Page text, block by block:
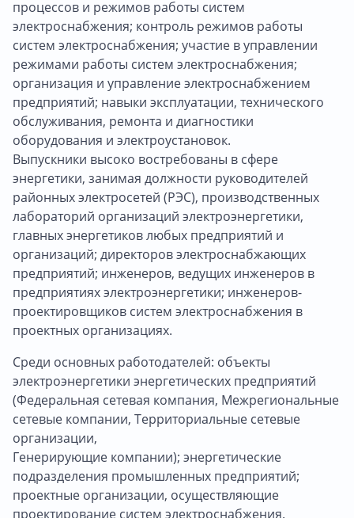
процессов и режимов работы систем
электроснабжения; контроль режимов работы
систем электроснабжения; участие в управлении
режимами работы систем электроснабжения;
организация и управление электроснабжением
предприятий; навыки эксплуатации, технического
обслуживания, ремонта и диагностики
оборудования и электроустановок.
Выпускники высоко востребованы в сфере
энергетики, занимая должности руководителей
районных электросетей (РЭС), производственных
лабораторий организаций электроэнергетики,
главных энергетиков любых предприятий и
организаций; директоров электроснабжающих
предприятий; инженеров, ведущих инженеров в
предприятиях электроэнергетики; инженеров-
проектировщиков систем электроснабжения в
проектных организациях.
Среди основных работодателей: объекты
электроэнергетики энергетических предприятий
(Федеральная сетевая компания, Межрегиональные
сетевые компании, Территориальные сетевые
организации,
Генерирующие компании); энергетические
подразделения промышленных предприятий;
проектные организации, осуществляющие
проектирование систем электроснабжения.